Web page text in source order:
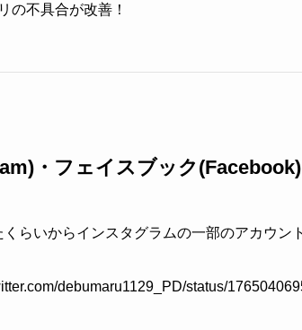
の不具合が改善！
・フェイスブック(Facebook)
らいからインスタグラムの一部のアカウン
debumaru1129_PD/status/